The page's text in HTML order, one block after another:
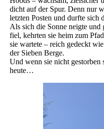
dicht auf der Spur. Denn nur
letzten Posten und durfte sich
Als sich die Sonne neigte
fiel, kehrten sie heim zum
sie wartete – reich gedeckt
der Sieben Berge.
Und wenn sie nicht gestorben
heute…